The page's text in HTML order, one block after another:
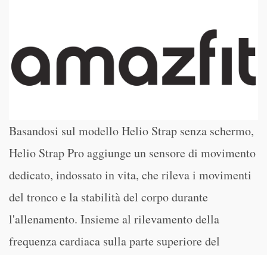
Basandosi sul modello Helio Strap senza schermo,
Helio Strap Pro aggiunge un sensore di movimento
dedicato, indossato in vita, che rileva i movimenti
del tronco e la stabilità del corpo durante
l'allenamento. Insieme al rilevamento della
frequenza cardiaca sulla parte superiore del